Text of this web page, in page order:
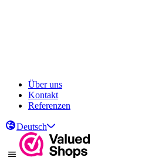
Über uns
Kontakt
Referenzen
Deutsch